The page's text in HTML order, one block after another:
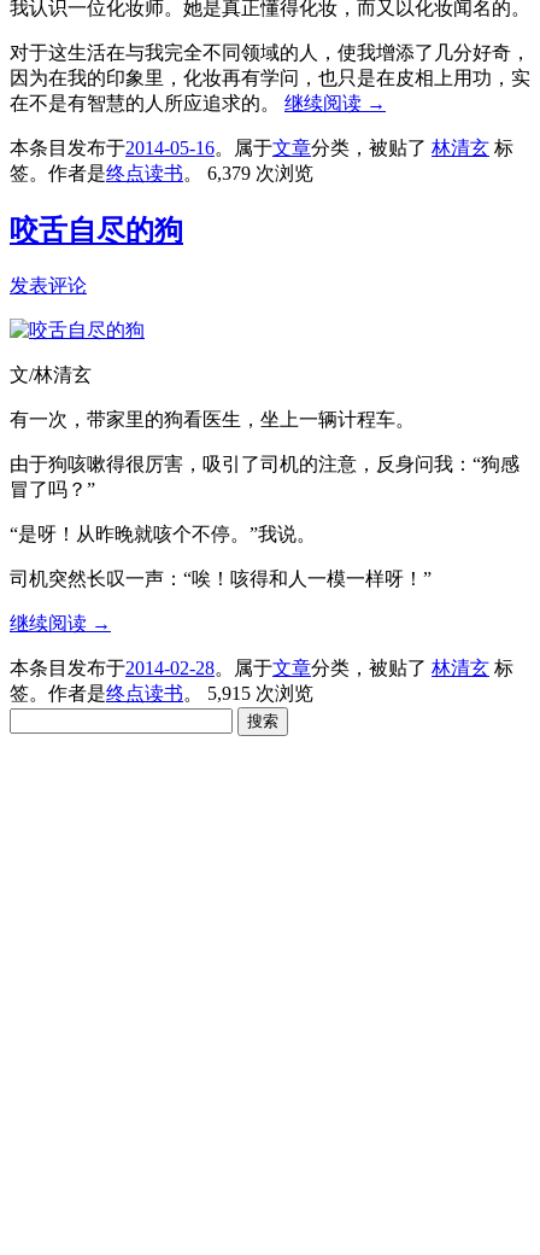
我认识一位化妆师。她是真正懂得化妆，而又以化妆闻名的。
对于这生活在与我完全不同领域的人，使我增添了几分好奇，
因为在我的印象里，化妆再有学问，也只是在皮相上用功，实
在不是有智慧的人所应追求的。 继续阅读 →
本条目发布于2014-05-16。属于文章分类，被贴了 林清玄 标
签。 作者是终点读书。 6,379 次浏览
咬舌自尽的狗
发表评论
文/林清玄
有一次，带家里的狗看医生，坐上一辆计程车。
由于狗咳嗽得很厉害，吸引了司机的注意，反身问我：“狗感
冒了吗？”
“是呀！从昨晚就咳个不停。”我说。
司机突然长叹一声：“唉！咳得和人一模一样呀！”
继续阅读 →
本条目发布于2014-02-28。属于文章分类，被贴了 林清玄 标
签。 作者是终点读书。
5,915 次浏览